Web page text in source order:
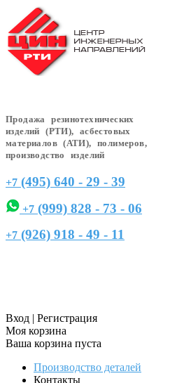
Продажа резинотехнических
изделий (РТИ), асбестовых
материалов (АТИ), полимеров,
производство изделий
+7 (495) 640 - 29 - 39
+7 (999) 828 - 73 - 06
+7 (926) 918 - 49 - 11
Вход | Регистрация
Моя корзина
Ваша корзина пуста
Производство деталей
Контакты